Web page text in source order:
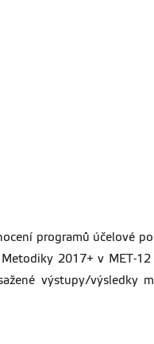
programů účelové
2017+ v MET-12
výstupy/výsledky